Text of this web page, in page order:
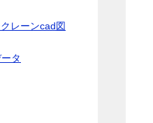
レーンcad図
タ